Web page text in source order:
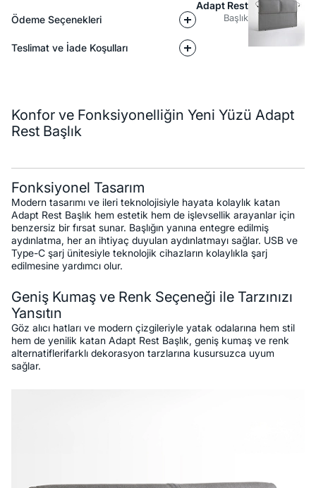
Ödeme Seçenekleri
Teslimat ve İade Koşulları
Adapt Rest
Başlık
Konfor ve Fonksiyonelliğin Yeni Yüzü Adapt
Rest Başlık
Fonksiyonel Tasarım
Modern tasarımı ve ileri teknolojisiyle hayata kolaylık katan
Adapt Rest Başlık hem estetik hem de işlevsellik arayanlar için
benzersiz bir fırsat sunar. Başlığın yanına entegre edilmiş
aydınlatma, her an ihtiyaç duyulan aydınlatmayı sağlar. USB ve
Type-C şarj ünitesiyle teknolojik cihazların kolaylıkla şarj
edilmesine yardımcı olur.
Geniş Kumaş ve Renk Seçeneği ile Tarzınızı
Yansıtın
Göz alıcı hatları ve modern çizgileriyle yatak odalarına hem stil
hem de yenilik katan Adapt Rest Başlık, geniş kumaş ve renk
alternatiflerifarklı dekorasyon tarzlarına kusursuzca uyum
sağlar.